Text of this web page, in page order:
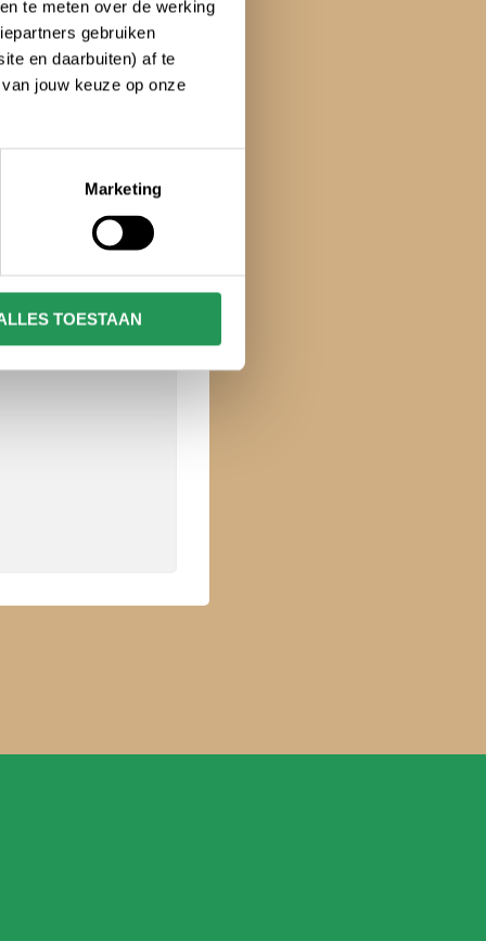
te meten over de werking
gebruiken
en daarbuiten) af te
jouw keuze op onze
Marketing
TOESTAAN